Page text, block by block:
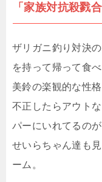
「家族対抗殺戮
ザリガニ釣り対決
を持って帰って食
美鈴の楽観的な性
不正したらアウト
パーにいれてるの
せいらちゃん達も
ーム。